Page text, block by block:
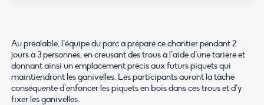
Au préalable, l’équipe du parc a préparé ce chantier pendant 2
jours à 3 personnes, en creusant des trous à l’aide d’une tarière et
donnant ainsi un emplacement précis aux futurs piquets qui
maintiendront les ganivelles. Les participants auront la tâche
conséquente d’enfoncer les piquets en bois dans ces trous et d’y
fixer les ganivelles.